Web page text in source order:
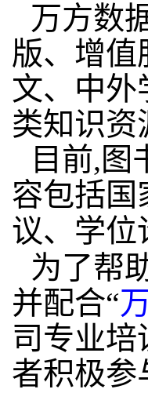
万方数
版、增值
文、中外
类知识资
目前,图
容包括国
议、学位
为了帮
并配合“
司专业
者积极参